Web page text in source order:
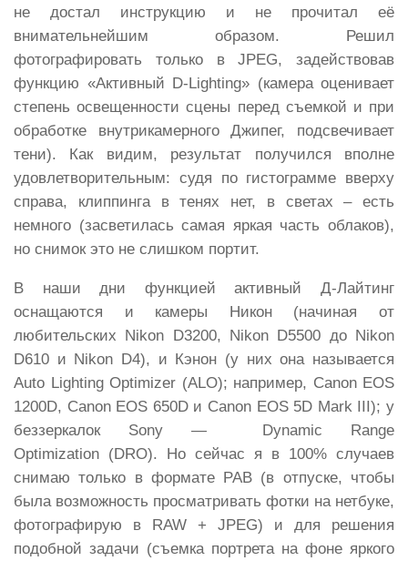
не достал инструкцию и не прочитал её
внимательнейшим образом. Решил
фотографировать только в JPEG, задействовав
функцию «Активный D-Lighting» (камера оценивает
степень освещенности сцены перед съемкой и при
обработке внутрикамерного Джипег, подсвечивает
тени). Как видим, результат получился вполне
удовлетворительным: судя по гистограмме вверху
справа, клиппинга в тенях нет, в светах – есть
немного (засветилась самая яркая часть облаков),
но снимок это не слишком портит.
В наши дни функцией активный Д-Лайтинг
оснащаются и камеры Никон (начиная от
любительских Nikon D3200, Nikon D5500 до Nikon
D610 и Nikon D4), и Кэнон (у них она называется
Auto Lighting Optimizer (ALO); например, Canon EOS
1200D, Canon EOS 650D и Canon EOS 5D Mark III); у
беззеркалок Sony — Dynamic Range
Optimization (DRO). Но сейчас я в 100% случаев
снимаю только в формате РАВ (в отпуске, чтобы
была возможность просматривать фотки на нетбуке,
фотографирую в RAW + JPEG) и для решения
подобной задачи (съемка портрета на фоне яркого